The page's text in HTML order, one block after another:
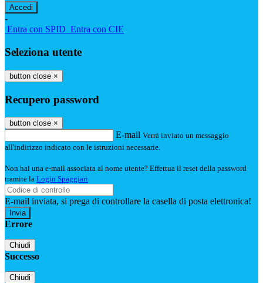
-
Entra con SPID Entra con CIE
Seleziona utente
button close ×
Recupero password
button close ×
E-mail Verrà inviato un messaggio
all'indirizzo indicato con le istruzioni necessarie.
Non hai una e-mail associata al nome utente? Effettua il reset della password
tramite la Login Spaggiari
E-mail inviata, si prega di controllare la casella di posta elettronica!
Errore
Chiudi
Successo
Chiudi